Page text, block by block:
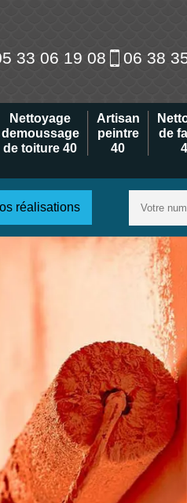
33 06 19 08 06 38
Nettoyage
demoussage
de toiture 40
Artisan
peintre
40
de
réalisations